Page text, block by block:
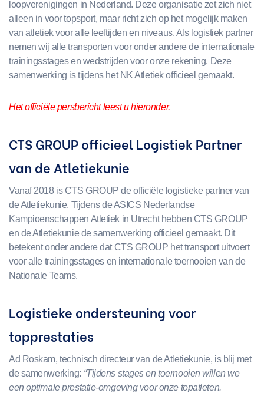
loopverenigingen in Nederland. Deze organisatie zet zich niet
alleen in voor topsport, maar richt zich op het mogelijk maken
van atletiek voor alle leeftijden en niveaus. Als logistiek partner
nemen wij alle transporten voor onder andere de internationale
trainingsstages en wedstrijden voor onze rekening. Deze
samenwerking is tijdens het NK Atletiek officieel gemaakt.
Het officiële persbericht leest u hieronder.
CTS GROUP officieel Logistiek Partner
van de Atletiekunie
Vanaf 2018 is CTS GROUP de officiële logistieke partner van
de Atletiekunie. Tijdens de ASICS Nederlandse
Kampioenschappen Atletiek in Utrecht hebben CTS GROUP
en de Atletiekunie de samenwerking officieel gemaakt. Dit
betekent onder andere dat CTS GROUP het transport uitvoert
voor alle trainingsstages en internationale toernooien van de
Nationale Teams.
Logistieke ondersteuning voor
topprestaties
Ad Roskam, technisch directeur van de Atletiekunie, is blij met
de samenwerking: “Tijdens stages en toernooien willen we
een optimale prestatie-omgeving voor onze topatleten.